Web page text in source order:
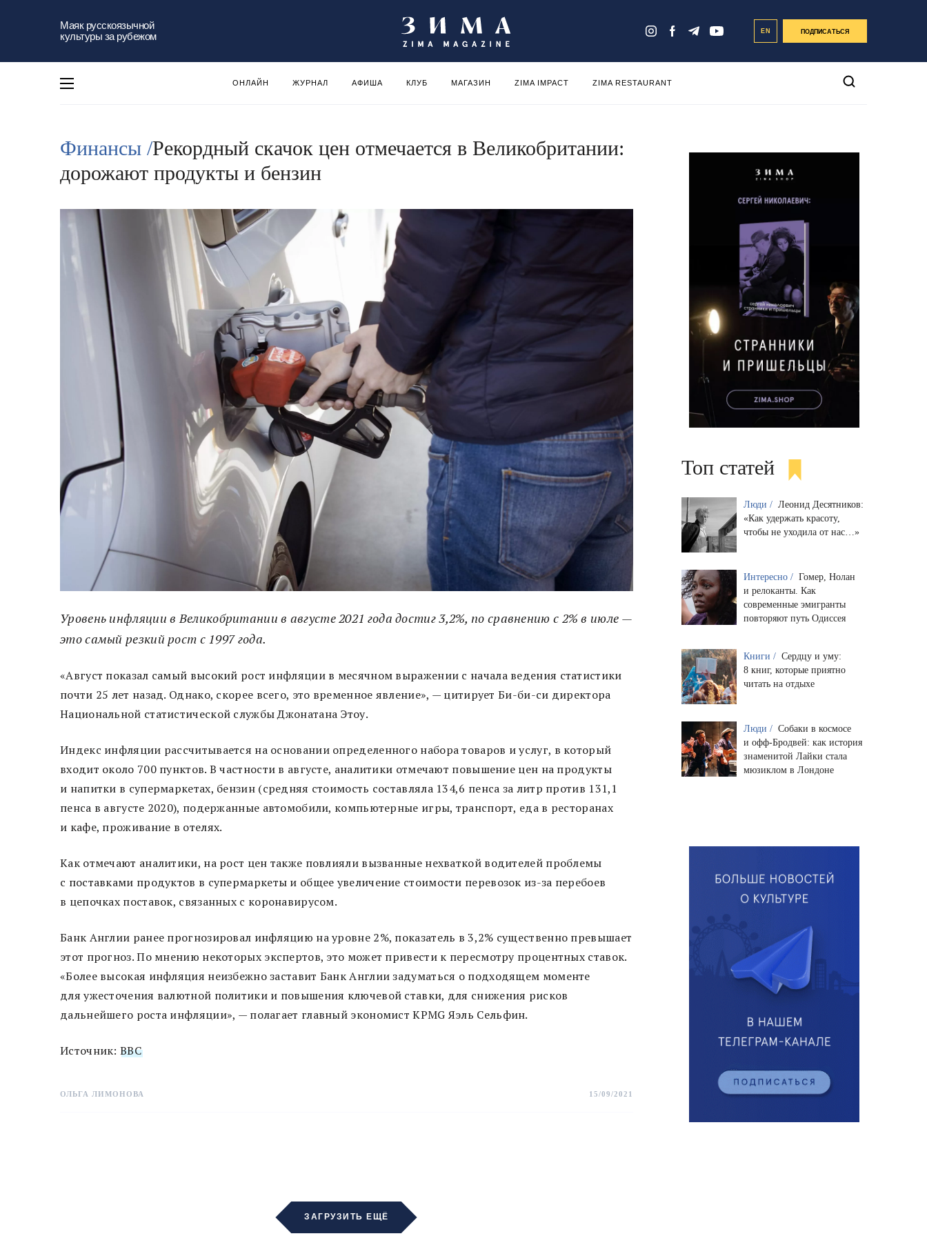
Маяк русскоязычной
культуры за рубежом
EN ПОДПИСАТЬСЯ
ОНЛАЙН ЖУРНАЛ АФИША КЛУБ МАГАЗИН ZIMA IMPACT ZIMA RESTAURANT
Финансы /Рекордный скачок цен отмечается в Великобритании:
дорожают продукты и бензин
Уровень инфляции в Великобритании в августе 2021 года достиг 3,2%, по сравнению с 2% в июле —
это самый резкий рост с 1997 года.
«Август показал самый высокий рост инфляции в месячном выражении с начала ведения статистики
почти 25 лет назад. Однако, скорее всего, это временное явление», — цитирует Би-би-си директора
Национальной статистической службы Джонатана Этоу.
Индекс инфляции рассчитывается на основании определенного набора товаров и услуг, в который
входит около 700 пунктов. В частности в августе, аналитики отмечают повышение цен на продукты
и напитки в супермаркетах, бензин (средняя стоимость составляла 134,6 пенса за литр против 131,1
пенса в августе 2020), подержанные автомобили, компьютерные игры, транспорт, еда в ресторанах
и кафе, проживание в отелях.
Как отмечают аналитики, на рост цен также повлияли вызванные нехваткой водителей проблемы
с поставками продуктов в супермаркеты и общее увеличение стоимости перевозок из-за перебоев
в цепочках поставок, связанных с коронавирусом.
Банк Англии ранее прогнозировал инфляцию на уровне 2%, показатель в 3,2% существенно превышает
этот прогноз. По мнению некоторых экспертов, это может привести к пересмотру процентных ставок.
«Более высокая инфляция неизбежно заставит Банк Англии задуматься о подходящем моменте
для ужесточения валютной политики и повышения ключевой ставки, для снижения рисков
дальнейшего роста инфляции», — полагает главный экономист KPMG Яэль Сельфин.
Источник: BBC
ОЛЬГА ЛИМОНОВА 15/09/2021
ЗАГРУЗИТЬ ЕЩЁ
Топ статей
Люди / Леонид Десятников:
«Как удержать красоту,
чтобы не уходила от нас…»
Интересно / Гомер, Нолан
и релоканты. Как
современные эмигранты
повторяют путь Одиссея
Книги / Сердцу и уму:
8 книг, которые приятно
читать на отдыхе
Люди / Собаки в космосе
и офф-Бродвей: как история
знаменитой Лайки стала
мюзиклом в Лондоне